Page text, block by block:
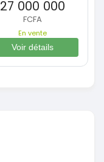
27 000 000
FCFA
En vente
Voir détails